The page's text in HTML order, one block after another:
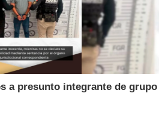
a presunto integrante de grupo